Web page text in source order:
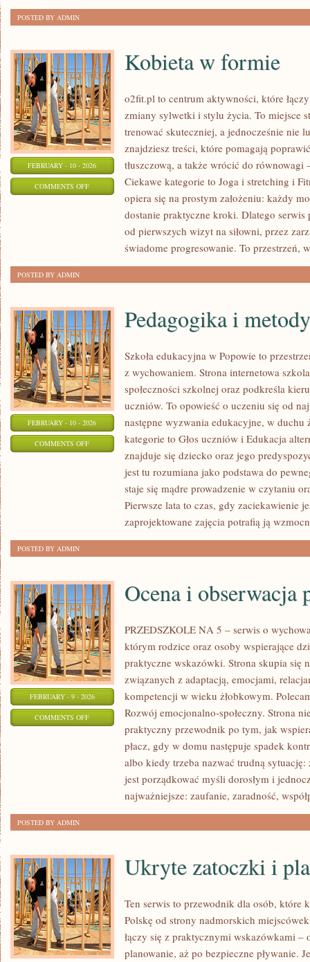
POSTED BY ADMIN
FEBRUARY - 10 - 2026
COMMENTS OFFON
Kobieta w formie
o2fit.pl to centrum aktywności, które
zmiany sylwetki i stylu życia. To miejsce
trenować skuteczniej, a jednocześnie nie
znajdziesz treści, które pomagają
tłuszczową, a także wrócić do
Ciekawe kategorie to Joga i stretching i
opiera się na prostym założeniu: każdy
dostanie praktyczne kroki. Dlatego
od pierwszych wizyt na siłowni, przez
świadome progresowanie. To przestrzeń,
POSTED BY ADMIN
FEBRUARY - 10 - 2026
COMMENTS OFFON
PEDAGOGIKA
METODYKA
Pedagogika i
Szkoła edukacyjna w Popowie to
z wychowaniem. Strona internetowa
społeczności szkolnej oraz podkreśla
uczniów. To opowieść o uczeniu się od
następne wyzwania edukacyjne, w
kategorie to Głos uczniów i Edukacja
znajduje się dziecko oraz jego
jest tu rozumiana jako podstawa do
staje się mądre prowadzenie w czytaniu
Pierwsze lata to czas, gdy zaciekawienie
zaprojektowane zajęcia potrafią ją
POSTED BY ADMIN
FEBRUARY - 9 - 2026
COMMENTS OFFON
OBSERWACJA
POSTĘPÓW
Ocena i obserwacja
PRZEDSZKOLE NA 5 – serwis o
którym rodzice oraz osoby wspierające
praktyczne wskazówki. Strona skupia się
związanych z adaptacją, emocjami,
kompetencji w wieku żłobkowym.
Rozwój emocjonalno-społeczny. Strona
praktyczny przewodnik po tym, jak
płacz, gdy w domu następuje spadek
albo kiedy trzeba nazwać trudną
jest porządkować myśli dorosłym i
najważniejsze: zaufanie, zaradność,
POSTED BY ADMIN
Ukryte zatoczki i
Ten serwis to przewodnik dla osób, które
Polskę od strony nadmorskich
łączy się z praktycznymi wskazówkami
planowanie, aż po bezpieczne pływanie.